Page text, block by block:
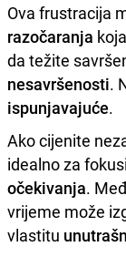
Ova frustracija
razočaranja
da težite
nesavršenosti.
ispunjavajuće.
Ako cijenite
idealno za
očekivanja.
vrijeme može
vlastitu